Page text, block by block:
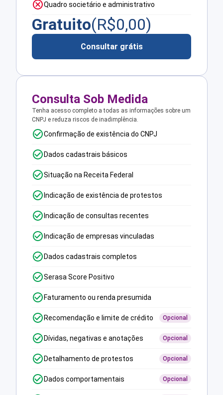
Quadro societário e administrativo
Gratuito(R$0,00)
Consultar grátis
Consulta Sob Medida
Tenha acesso completo a todas as informações sobre um
CNPJ e reduza riscos de inadimplência.
Confirmação de existência do CNPJ
Dados cadastrais básicos
Situação na Receita Federal
Indicação de existência de protestos
Indicação de consultas recentes
Indicação de empresas vinculadas
Dados cadastrais completos
Serasa Score Positivo
Faturamento ou renda presumida
Recomendação e limite de crédito Opcional
Dívidas, negativas e anotações Opcional
Detalhamento de protestos Opcional
Dados comportamentais Opcional